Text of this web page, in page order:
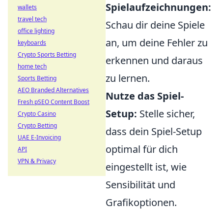
Spielaufzeichnungen:
Schau dir deine Spiele
an, um deine Fehler zu
erkennen und daraus
zu lernen.
Nutze das Spiel-
Setup: Stelle sicher,
dass dein Spiel-Setup
optimal für dich
eingestellt ist, wie
Sensibilität und
Grafikoptionen.
wallets
travel tech
office lighting
keyboards
Crypto Sports Betting
home tech
Sports Betting
AEO Branded Alternatives
Fresh pSEO Content Boost
Crypto Casino
Crypto Betting
UAE E-Invoicing
API
VPN & Privacy